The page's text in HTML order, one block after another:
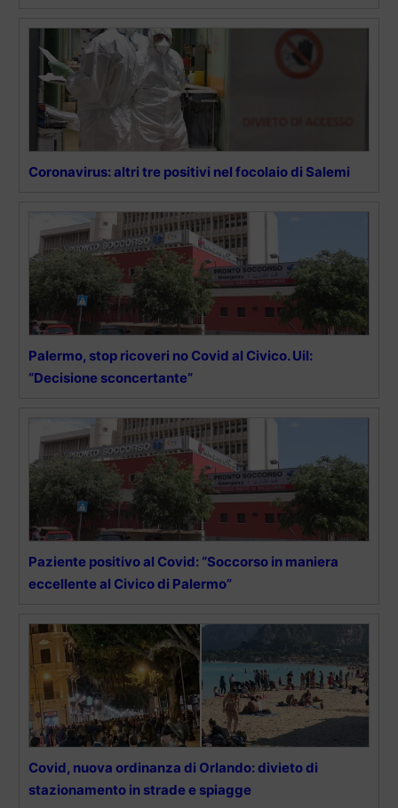
Coronavirus: altri tre positivi nel focolaio di Salemi
Palermo, stop ricoveri no Covid al Civico. Uil:
“Decisione sconcertante”
Paziente positivo al Covid: “Soccorso in maniera
eccellente al Civico di Palermo”
Covid, nuova ordinanza di Orlando: divieto di
stazionamento in strade e spiagge